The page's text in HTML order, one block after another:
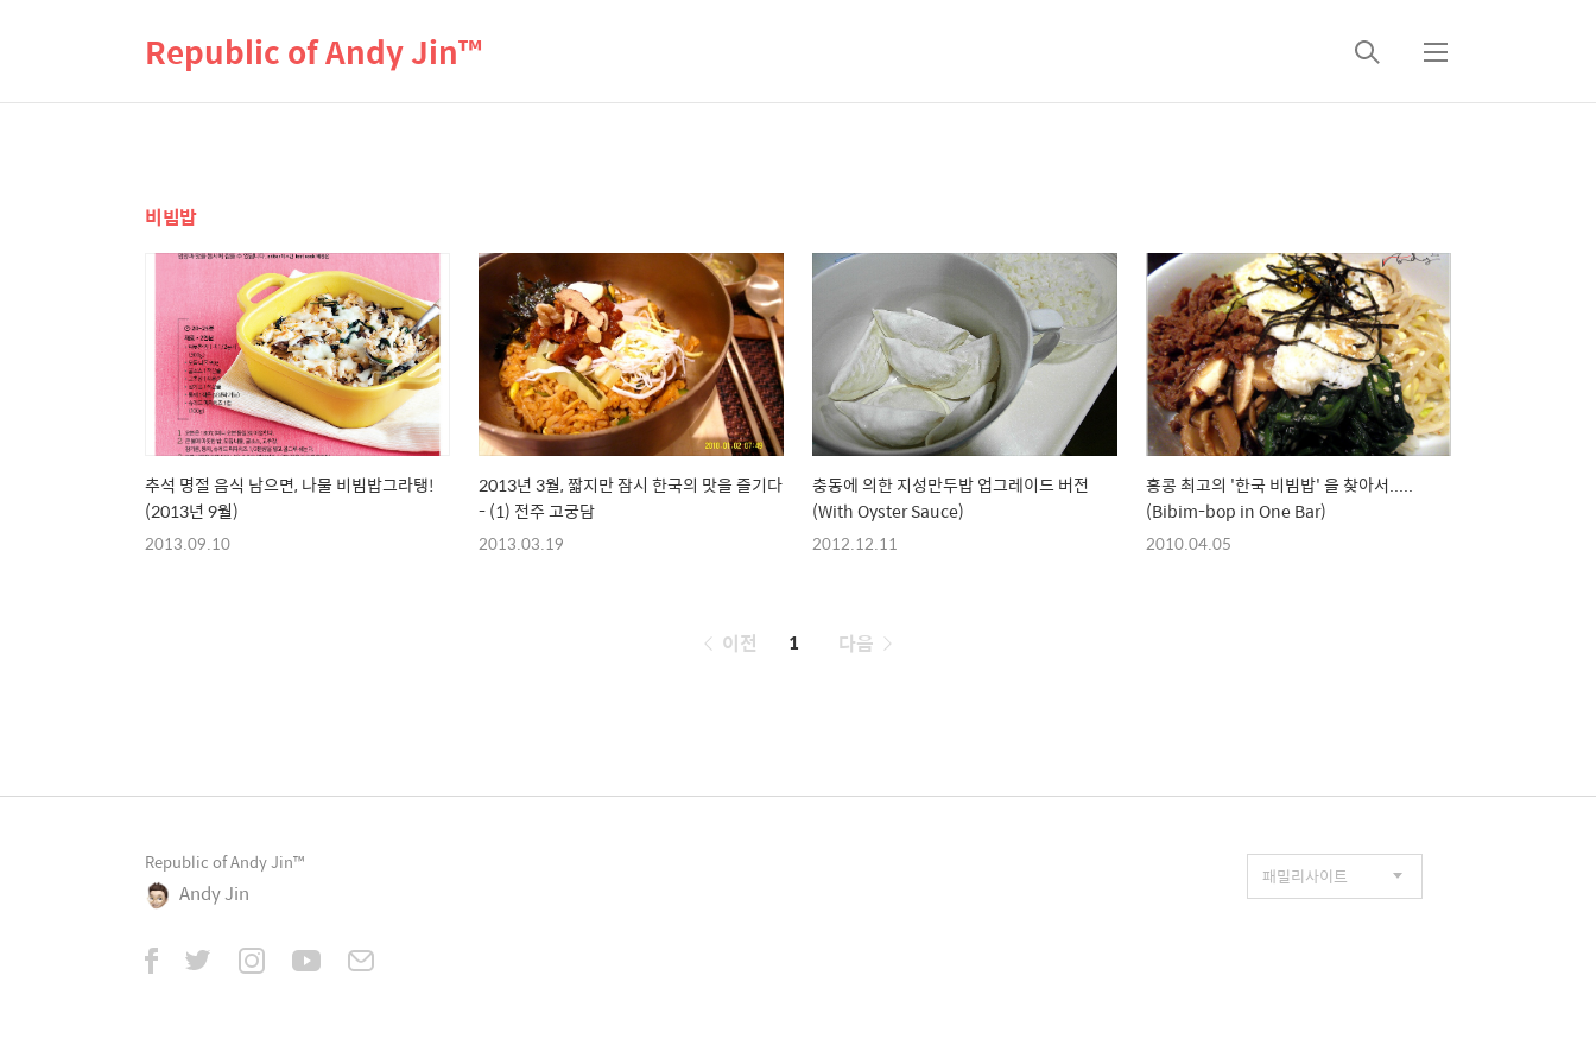
Republic of Andy Jin™
검
메
비빔밥
추석 명절 음식 남으면, 나물 비빔밥그라탱!
(2013년 9월)
2013.09.10
2013년 3월, 짧지만 잠시 한국의 맛을 즐기다
- (1) 전주 고궁담
2013.03.19
충동에 의한 지성만두밥 업그레이드 버전
(With Oyster Sauce)
2012.12.11
홍콩 최고의 '한국 비빔밥' 을 찾아서.....
(Bibim-bop in One Bar)
2010.04.05
페
이전 1 다음
Republic of Andy Jin™
Andy Jin